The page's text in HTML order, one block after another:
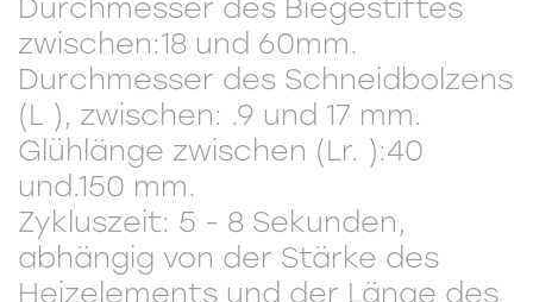
Durchmesser des Biegestiftes
zwischen:18 und 60mm.
Durchmesser des Schneidbolzens
(L ), zwischen: .9 und 17 mm.
Glühlänge zwischen (Lr. ):40
und.150 mm.
Zykluszeit: 5 - 8 Sekunden,
abhängig von der Stärke des
Heizelements und der Länge des